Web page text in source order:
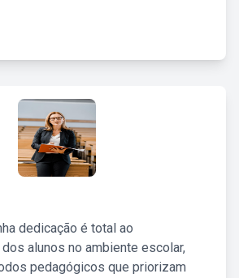
dedicação é total ao
alunos no ambiente escolar,
pedagógicos que priorizam